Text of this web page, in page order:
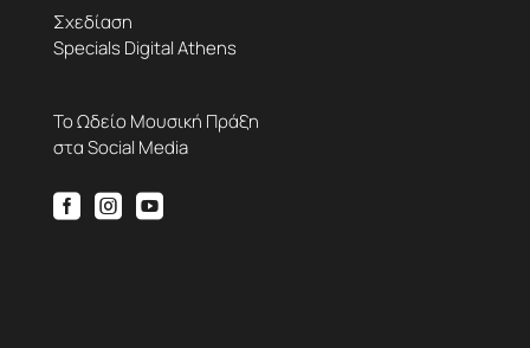
Σχεδίαση
Specials Digital Athens
Το Ωδείο Μουσική Πράξη
στα Social Media
  